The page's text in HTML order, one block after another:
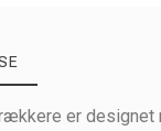
er designet